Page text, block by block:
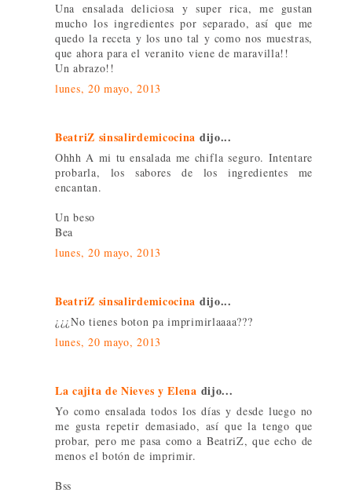
Una ensalada deliciosa y super rica, me gustan
mucho los ingredientes por separado, así que me
quedo la receta y los uno tal y como nos muestras,
que ahora para el veranito viene de maravilla!!
Un abrazo!!
lunes, 20 mayo, 2013
BeatriZ sinsalirdemicocina dijo...
Ohhh A mi tu ensalada me chifla seguro. Intentare
probarla, los sabores de los ingredientes me
encantan.
Un beso
Bea
lunes, 20 mayo, 2013
BeatriZ sinsalirdemicocina dijo...
¿¿¿No tienes boton pa imprimirlaaaa???
lunes, 20 mayo, 2013
La cajita de Nieves y Elena dijo...
Yo como ensalada todos los días y desde luego no
me gusta repetir demasiado, así que la tengo que
probar, pero me pasa como a BeatriZ, que echo de
menos el botón de imprimir.
Bss